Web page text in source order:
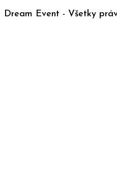
Dream Event - Všetky